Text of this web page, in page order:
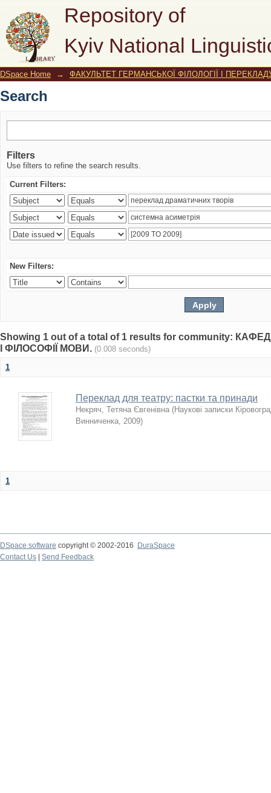
Repository of
Kyiv National
Search
DSpace Home → ФАКУЛЬТЕТ ГЕРМАНСЬКОЇ ФІЛОЛОГІЇ І
Search
Filters
Use filters to refine the search results.
Current Filters:
New Filters:
Showing 1 out of a total of 1 results for community:
І ФІЛОСОФІЇ МОВИ. (0.008 seconds)
1
Переклад для театру: пастки та принади
Некряч, Тетяна Євгенівна (Наукові записки
Винниченка, 2009)
1
DSpace software copyright © 2002-2016
DuraSpace
Contact Us
Send Feedback